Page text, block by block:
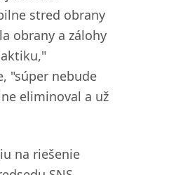
stred obrany
obrany a zálohy
"súper nebude
eliminoval a už
na riešenie